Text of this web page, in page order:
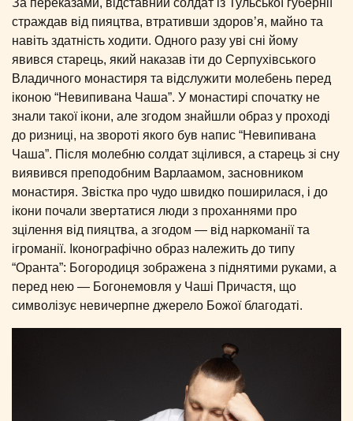
За переказами, відставний солдат із Тульської губернії
страждав від пияцтва, втративши здоров’я, майно та
навіть здатність ходити. Одного разу уві сні йому
явився старець, який наказав іти до Серпухівського
Владичного монастиря та відслужити молебень перед
іконою “Невипивана Чаша”. У монастирі спочатку не
знали такої ікони, але згодом знайшли образ у проході
до ризниці, на звороті якого був напис “Невипивана
Чаша”. Після молебню солдат зцілився, а старець зі сну
виявився преподобним Варлаамом, засновником
монастиря. Звістка про чудо швидко поширилася, і до
ікони почали звертатися люди з проханнями про
зцілення від пияцтва, а згодом — від наркоманії та
ігроманії. Іконографічно образ належить до типу
“Оранта”: Богородиця зображена з піднятими руками, а
перед нею — Богонемовля у Чаші Причастя, що
символізує невичерпне джерело Божої благодаті.